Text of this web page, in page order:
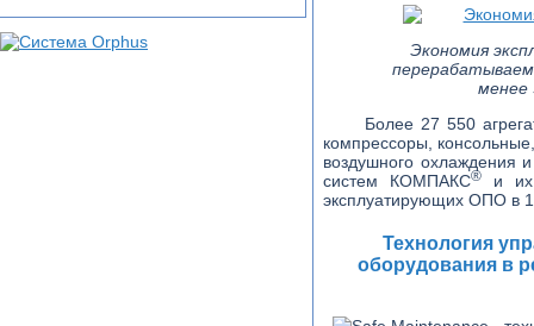
Экономия
менее
Более 27 550
компрессоры,
воздушного охлаждения
систем КОМПАКС®и их
эксплуатирующих ОПО в
Технология
оборудования в